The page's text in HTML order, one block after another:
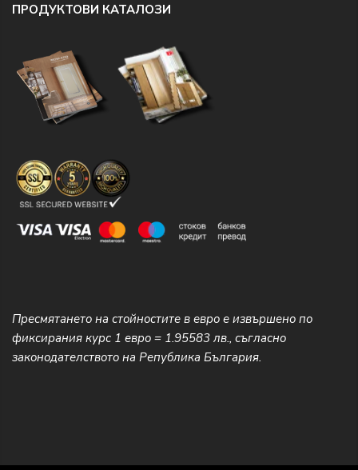
ПРОДУКТОВИ КАТАЛОЗИ
Пресмятането на стойностите в евро е извършено по
фиксирания курс 1 евро = 1.95583 лв., съгласно
законодателството на Република България.